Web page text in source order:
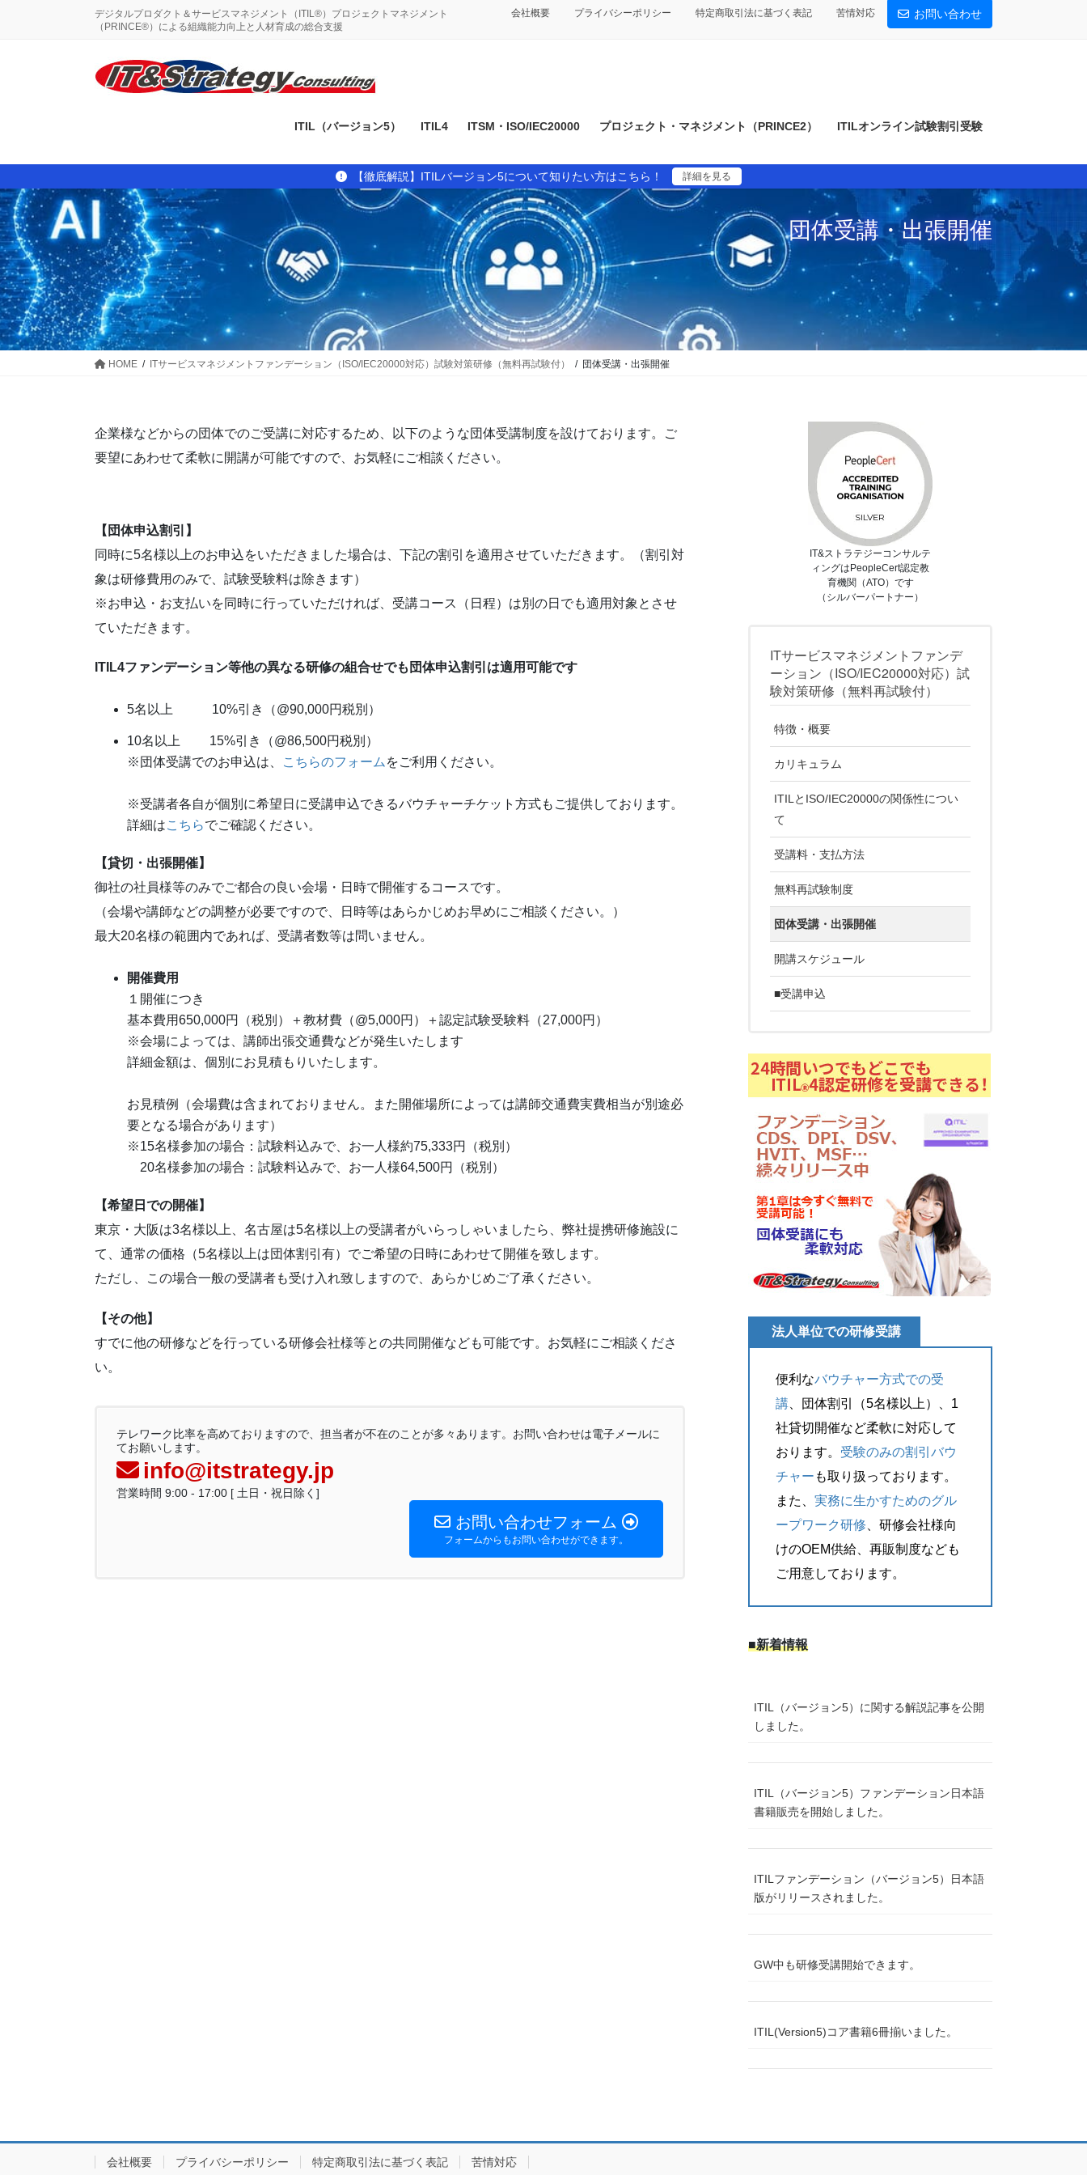
移
デジタルプロダクト＆サービスマネジメント（ITIL®）プロジェクトマネジメント
（PRINCE®）による組織能力向上と人材育成の総合支援
会社概要 プライバシーポリシー 特定商取引法に基づく表記 苦情対応 お問い合わせ
ITIL（バージョン5） ITIL4 ITSM・ISO/IEC20000 プロジェクト・マネジメント（PRINCE2） ITILオンライン試験割引受験
【徹底解説】ITILバージョン5について知りたい方はこちら！ 詳細を見る
団体受講・出張開催
HOME ITサービスマネジメントファンデーション（ISO/IEC20000対応）試験対策研修（無料再試験付） 団体受講・出張開催
企業様などからの団体でのご受講に対応するため、以下のような団体受講制度を設けております。ご
要望にあわせて柔軟に開講が可能ですので、お気軽にご相談ください。
【団体申込割引】
同時に5名様以上のお申込をいただきました場合は、下記の割引を適用させていただきます。（割引対
象は研修費用のみで、試験受験料は除きます）
※お申込・お支払いを同時に行っていただければ、受講コース（日程）は別の日でも適用対象とさせ
ていただきます。
ITIL4ファンデーション等他の異なる研修の組合せでも団体申込割引は適用可能です
5名以上 10%引き（@90,000円税別）
10名以上 15%引き（@86,500円税別）
※団体受講でのお申込は、
こちらのフォーム をご利用ください。
※受講者各自が個別に希望日に受講申込できるバウチャーチケット方式もご提供しております。
詳細はこちらでご確認ください。
【貸切・出張開催】
御社の社員様等のみでご都合の良い会場・日時で開催するコースです。
（会場や講師などの調整が必要ですので、日時等はあらかじめお早めにご相談ください。）
最大20名様の範囲内であれば、受講者数等は問いません。
開催費用
１開催につき
基本費用650,000円（税別）＋教材費（@5,000円）＋認定試験受験料（27,000円）
※会場によっては、講師出張交通費などが発生いたします
詳細金額は、個別にお見積もりいたします。
お見積例（会場費は含まれておりません。また開催場所によっては講師交通費実費相当が別途必
要となる場合があります）
※15名様参加の場合：試験料込みで、お一人様約75,333円（税別）
20名様参加の場合：試験料込みで、お一人様64,500円（税別）
【希望日での開催】
東京・大阪は3名様以上、名古屋は5名様以上の受講者がいらっしゃいましたら、弊社提携研修施設に
て、通常の価格（5名様以上は団体割引有）でご希望の日時にあわせて開催を致します。
ただし、この場合一般の受講者も受け入れ致しますので、あらかじめご了承ください。
【その他】
すでに他の研修などを行っている研修会社様等との共同開催なども可能です。お気軽にご相談くださ
い。
テレワーク比率を高めておりますので、担当者が不在のことが多々あります。お問い合わせは電子メールに
てお願いします。
info@itstrategy.jp
営業時間 9:00 - 17:00 [ 土日・祝日除く]
お問い合わせフォーム
フォームからもお問い合わせができます。
IT&ストラテジーコンサルテ
ィングはPeopleCert認定教
育機関（ATO）です
（シルバーパートナー）
ITサービスマネジメントファンデ
ーション（ISO/IEC20000対応）試
験対策研修（無料再試験付）
特徴・概要
カリキュラム
ITILとISO/IEC20000の関係性につい
て
受講料・支払方法
無料再試験制度
団体受講・出張開催
開講スケジュール
■受講申込
法人単位での研修受講
便利なバウチャー方式での受
講 、団体割引（5名様以上）、1
社貸切開催など柔軟に対応して
おります。 受験のみの割引バウ
チャー も取り扱っております。
また、実務に生かすためのグル
ープワーク研修 、研修会社様向
けのOEM供給、再販制度なども
ご用意しております。
■新着情報
ITIL（バージョン5）に関する解説記事を公開
しました。
ITIL（バージョン5）ファンデーション日本語
書籍販売を開始しました。
ITILファンデーション（バージョン5）日本語
版がリリースされました。
GW中も研修受講開始できます。
ITIL(Version5)コア書籍6冊揃いました。
会社概要 プライバシーポリシー 特定商取引法に基づく表記 苦情対応